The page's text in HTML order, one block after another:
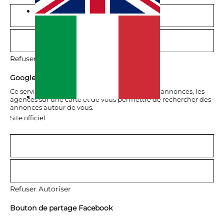
Refuser
Google Map
Ce service est utilisé afin de vous présenter les annonces, les
agences sur une carte et de vous permettre de rechercher des
annonces autour de vous.
Site officiel
Refuser Autoriser
Bouton de partage Facebook